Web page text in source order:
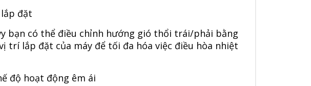
đặt
bạn có thể điều chỉnh hướng gió thổi trái/phải bằng
trí lắp đặt của máy để tối đa hóa việc điều hòa nhiệt
độ hoạt động êm ái